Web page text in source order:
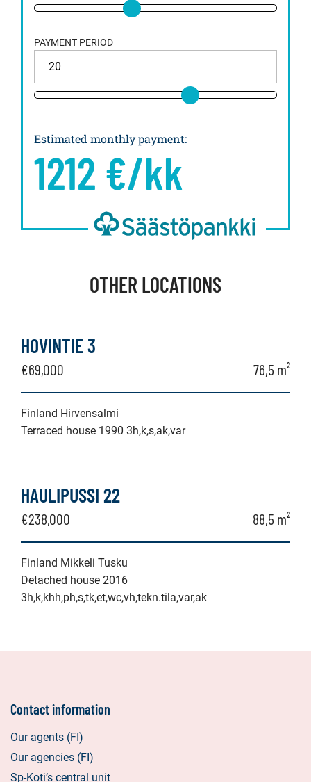
PAYMENT PERIOD
Estimated monthly payment:
1212 €/kk
OTHER LOCATIONS
HOVINTIE 3
€69,000 76,5 m²
Finland Hirvensalmi
Terraced house 1990 3h,k,s,ak,var
HAULIPUSSI 22
€238,000 88,5 m²
Finland Mikkeli Tusku
Detached house 2016
3h,k,khh,ph,s,tk,et,wc,vh,tekn.tila,var,ak
Contact information
Our agents (FI)
Our agencies (FI)
Sp-Koti’s central unit